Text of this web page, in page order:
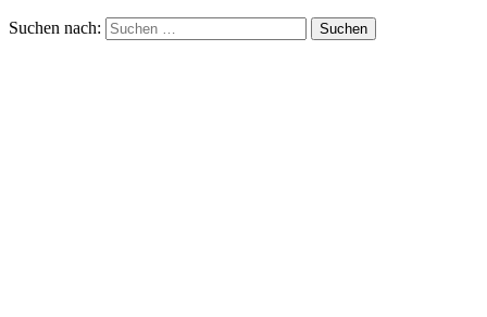
Suchen nach: